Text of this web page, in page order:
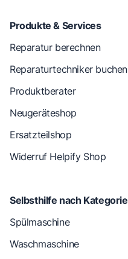
Produkte & Services
Reparatur berechnen
Reparaturtechniker buchen
Produktberater
Neugeräteshop
Ersatzteilshop
Widerruf Helpify Shop
Selbsthilfe nach Kategorie
Spülmaschine
Waschmaschine